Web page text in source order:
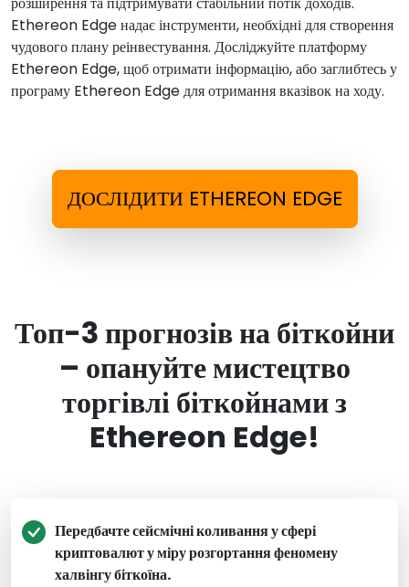
Ethereon Edge надає інструменти, необхідні для створення
чудового плану реінвестування. Досліджуйте платформу
Ethereon Edge, щоб отримати інформацію, або заглибтесь у
програму Ethereon Edge для отримання вказівок на ходу.
ДОСЛІДИТИ ETHEREON EDGE
Топ-3 прогнозів на біткойни
– опануйте мистецтво
торгівлі біткойнами з
Ethereon Edge!
Передбачте сейсмічні коливання у сфері
криптовалют у міру розгортання феномену
халвінгу біткоїна.